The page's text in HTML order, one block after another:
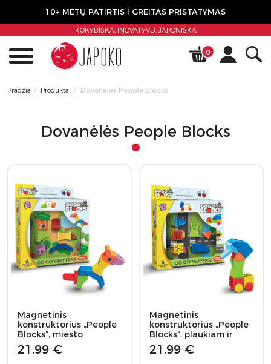
10+ METŲ PATIRTIS I GREITAS PRISTATYMAS
KOKYBIŠKA, INOVATYVU,JAPONIŠKA
0
Pradžia Produktai Dovanėlės People Blocks
Dovanėlės People Blocks
Magnetinis
konstruktorius „People
Blocks”, miesto
gyventojas
21.99 €
Magnetinis
konstruktorius „People
Blocks”, plaukiam ir
važiuojam!
21.99 €